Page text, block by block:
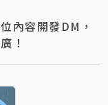
內容開發DM，
！